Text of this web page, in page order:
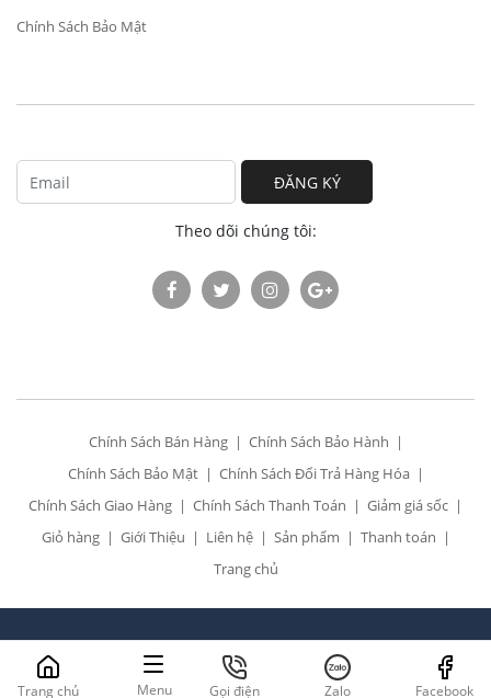
Chính Sách Bảo Mật
ĐĂNG KÝ
Theo dõi chúng tôi:
Chính Sách Bán Hàng
Chính Sách Bảo Hành
Chính Sách Bảo Mật
Chính Sách Đổi Trả Hàng Hóa
Chính Sách Giao Hàng
Chính Sách Thanh Toán
Giảm giá sốc
Giỏ hàng
Giới Thiệu Liên hệ Sản phẩm
Thanh toán
Trang chủ
All Rights Reserved. Designed bySiêu thị điện 24h
Trang chủ Menu Gọi điện Zalo Facebook